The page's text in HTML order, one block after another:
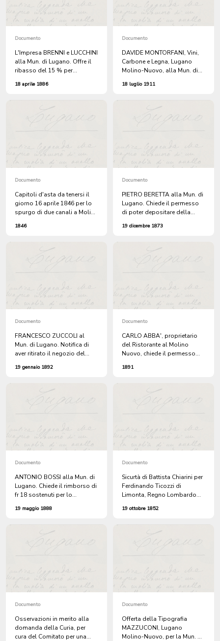
Documento
L'Impresa BRENNI e LUCCHINI
alla Mun. di Lugano. Offre il
ribasso del 15 % per
strada a Molino Nuovo.
18 aprile 1886
Documento
DAVIDE MONTORFANI, Vini,
Carbone e Legna, Lugano
Molino-Nuovo, alla Mun. di
per la fornitura del carbone al
18 luglio 1911
Documento
Capitoli d'asta da tenersi il
giorno 16 aprile 1846 per lo
spurgo di due canali a Molino
1846
Documento
PIETRO BERETTA alla Mun. di
Lugano. Chiede il permesso
di poter depositare della
NUOVO di sua proprietà .
19 dicembre 1873
Documento
FRANCESCO ZUCCOLI al
Mun. di Lugano. Notifica di
aver ritirato il negozio del
Molino Nuovo.
19 gennaio 1892
Documento
CARLO ABBA', proprietario
del Ristorante al Molino
Nuovo, chiede il permesso
pubblico durante il Carnevale.
1891
Documento
ANTONIO BOSSI alla Mun. di
Lugano. Chiede il rimborso di
fr 18 sostenuti per lo
Molino Nuovo, davanti alla
19 maggio 1888
Documento
Sicurtà di Battista Chiarini per
Ferdinando Ticozzi di
Limonta, Regno Lombardo
Giovanna Mazzucchelli di
Lugano per l'ottenimento del
libero domicilio a Cureggia
19 ottobre 1852
Documento
Osservazioni in merito alla
domanda della Curia, per
cura del Comitato per una
Documento
Offerta della Tipografia
MAZZUCONI, Lugano
Molino-Nuovo, per la Mun. di